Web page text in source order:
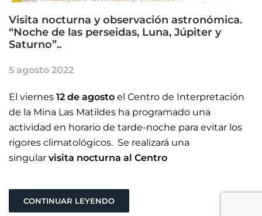
Visita nocturna y observación astronómica.
“Noche de las perseidas, Luna, Júpiter y
Saturno”..
5 agosto 2022
El viernes 12 de agosto el Centro de Interpretación
de la Mina Las Matildes ha programado una
actividad en horario de tarde-noche para evitar los
rigores climatológicos. Se realizará una
singular visita nocturna al Centro
CONTINUAR LEYENDO